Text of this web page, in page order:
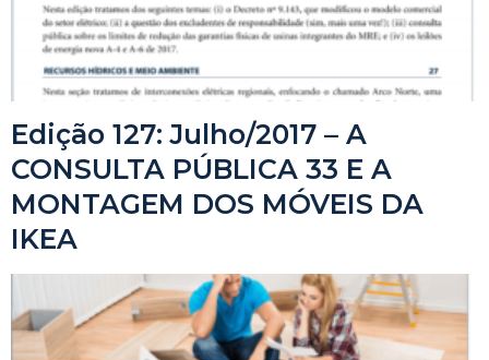
Edição 127: Julho/2017 – A
CONSULTA PÚBLICA 33 E A
MONTAGEM DOS MÓVEIS DA
IKEA